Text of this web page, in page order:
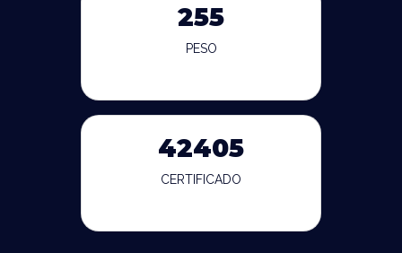
255
PESO
42405
CERTIFICADO